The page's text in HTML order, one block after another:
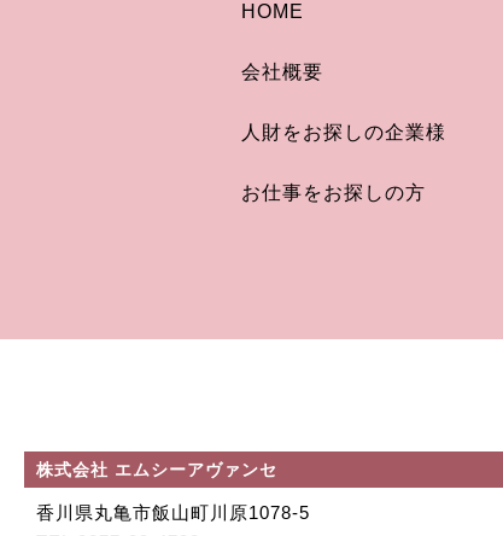
HOME
会社概要
人財をお探しの企業様
お仕事をお探しの方
株式会社 エムシーアヴァンセ
香川県丸亀市飯山町川原1078-5